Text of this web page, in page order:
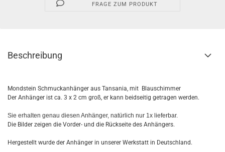
FRAGE ZUM PRODUKT
Beschreibung
Mondstein Schmuckanhänger aus Tansania, mit Blauschimmer
Der Anhänger ist ca. 3 x 2 cm groß, er kann beidseitig getragen werden.
Sie erhalten genau diesen Anhänger, natürlich nur 1x lieferbar.
Die Bilder zeigen die Vorder- und die Rückseite des Anhängers.
Hergestellt wurde der Anhänger in unserer Werkstatt in Deutschland.